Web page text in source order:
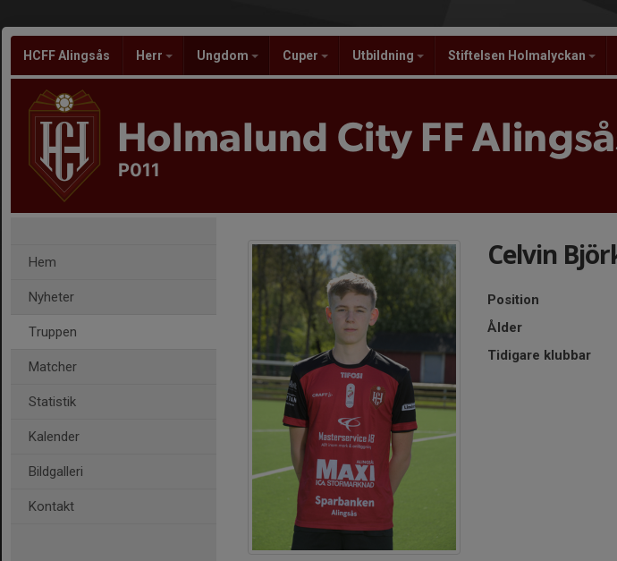
HCFF Alingsås Herr Ungdom Cuper Utbildning Stiftelsen Holmalyckan
Holmalund City FF
P011
Hem
Nyheter
Truppen
Matcher
Statistik
Kalender
Bildgalleri
Kontakt
Celvin
Position
Ålder
Tidigare klubbar